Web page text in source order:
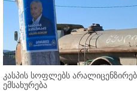
კასპის სოფლებს
ემსახურება